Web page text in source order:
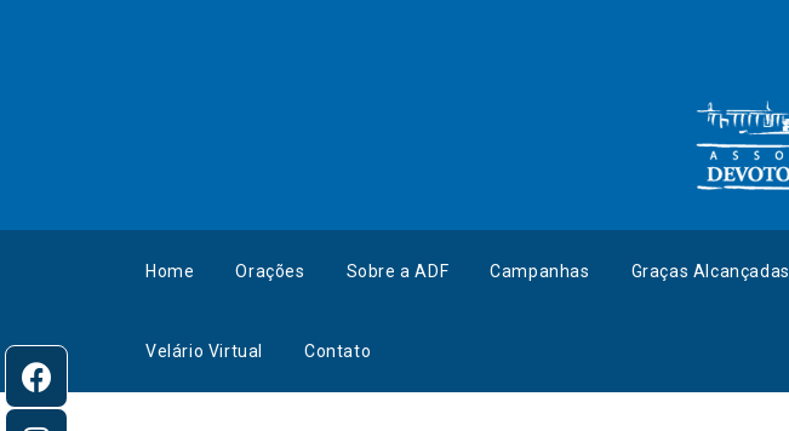
Home Orações Sobre a ADF Campanhas Graças Alcançadas
Velário Virtual Contato